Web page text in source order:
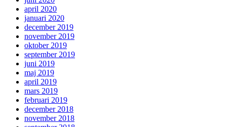
april 2020
januari 2020
december 2019
november 2019
oktober 2019
september 2019
juni 2019
maj 2019
april 2019
mars 2019
februari 2019
december 2018
november 2018